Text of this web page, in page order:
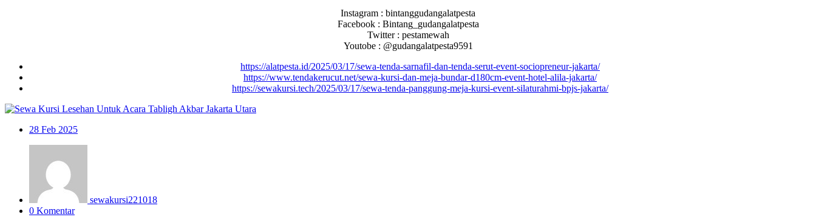
Instagram : bintanggudangalatpesta
Facebook : Bintang_gudangalatpesta
Twitter : pestamewah
Youtobe : @gudangalatpesta9591
https://alatpesta.id/2025/03/17/sewa-tenda-sarnafil-dan-tenda-serut-event-sociopreneur-jakarta/
https://www.tendakerucut.net/sewa-kursi-dan-meja-bundar-d180cm-event-hotel-alila-jakarta/
https://sewakursi.tech/2025/03/17/sewa-tenda-panggung-meja-kursi-event-silaturahmi-bpjs-jakarta/
28 Feb 2025
sewakursi221018
0 Komentar